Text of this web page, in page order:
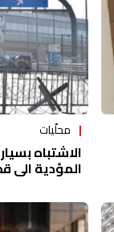
محلّيات
الاشتباه
المؤدية الى